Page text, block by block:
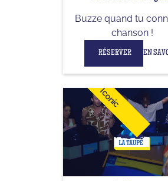
Buzze quand tu
chanson !
RÉSERVER EN
Iconic